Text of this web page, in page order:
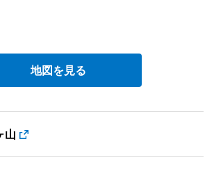
地図を見る
山